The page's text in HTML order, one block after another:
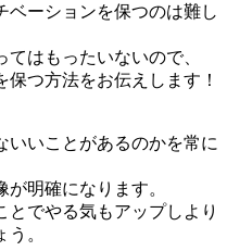
ベーションを保つのは難し
はもったいないので、
つ方法をお伝えします！
いいことがあるのかを常に
明確になります。
でやる気もアップしより
。